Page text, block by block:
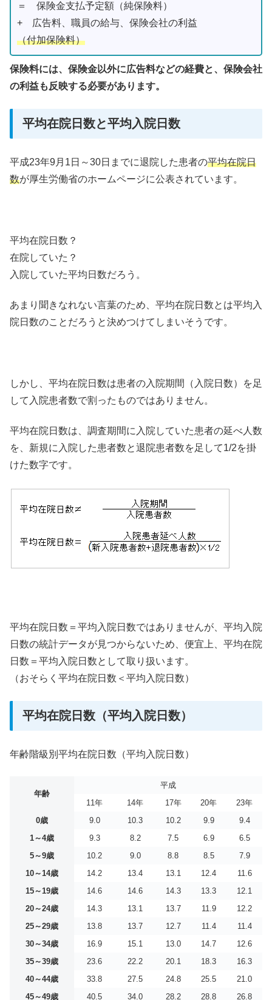
＝ 保険金支払予定額（純保険料）
+ 広告料、職員の給与、保険会社の利益
（付加保険料）
保険料には、保険金以外に広告料などの経費と、保険会社
の利益も反映する必要があります。
平均在院日数と平均入院日数
平成23年9月1日～30日までに退院した患者の平均在院日
数が厚生労働省のホームページに公表されています。
平均在院日数？
在院していた？
入院していた平均日数だろう。
あまり聞きなれない言葉のため、平均在院日数とは平均入
院日数のことだろうと決めつけてしまいそうです。
しかし、平均在院日数は患者の入院期間（入院日数）を足
して入院患者数で割ったものではありません。
平均在院日数は、調査期間に入院していた患者の延べ人数
を、新規に入院した患者数と退院患者数を足して1/2を掛
けた数字です。
平均在院日数＝平均入院日数ではありませんが、平均入院
日数の統計データが見つからないため、便宜上、平均在院
日数＝平均入院日数として取り扱います。
（おそらく平均在院日数＜平均入院日数）
平均在院日数（平均入院日数）
年齢階級別平均在院日数（平均入院日数）
年齢
平成
11年
14年 17年 20年
23年
0歳
9.0 10.3 10.2 9.9
9.4
1～4歳
9.3 8.2 7.5 6.9
6.5
5～9歳
10.2 9.0 8.8 8.5
7.9
10～14歳
14.2 13.4 13.1 12.4
11.6
15～19歳
14.6 14.6 14.3 13.3
12.1
20～24歳
14.3 13.1 13.7 11.9
12.2
25～29歳
13.8 13.7 12.7 11.4
11.4
30～34歳
16.9 15.1 13.0 14.7
12.6
35～39歳
23.6 22.2 20.1 18.3
16.3
40～44歳
33.8 27.5 24.8 25.5
21.0
45～49歳
40.5 34.0 28.2 28.8 26.8